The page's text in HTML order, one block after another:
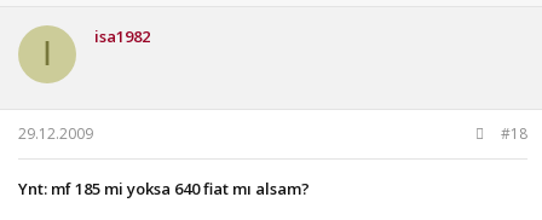
I isa1982
29.12.2009 #18
Ynt: mf 185 mi yoksa 640 fiat mı alsam?